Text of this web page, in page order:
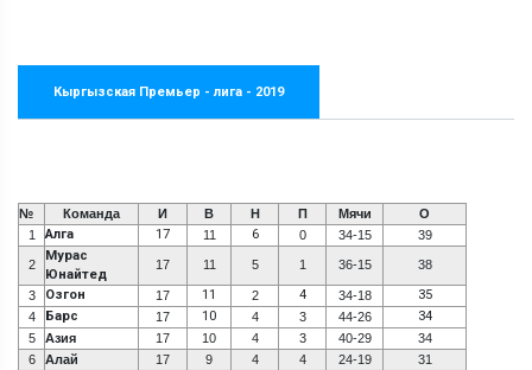
Кыргызская Премьер - лига - 2019
№ Команда И В Н П Мячи
О
1
Алга 17 11 6 0 34-15 39
2
Мурас
Юнайтед
17 11 5 1 36-15 38
3 Озгон 17 11 2 4 34-18 35
4 Барс 17 10 4 3 44-26 34
5 Азия 17 10 4 3 40-29
34
6
Алай 17 9 4 4 24-19
31